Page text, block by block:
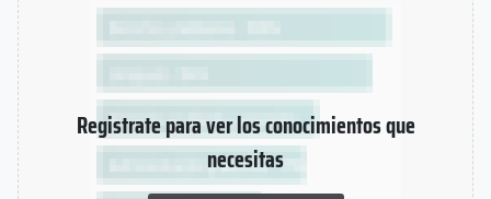
Registrate para ver los conocimientos que
necesitas